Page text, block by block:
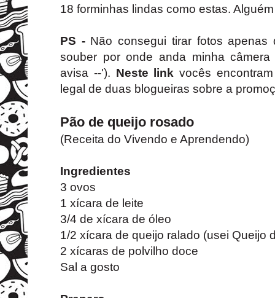
18 forminhas lindas como estas.
PS -Não consegui tirar fotos apenas
souber por onde anda minha
avisa --'). Neste link vocês
legal de duas blogueiras sobre a
Pão de queijo rosado
(Receita do Vivendo e Aprendendo)
Ingredientes
3 ovos
1 xícara de leite
3/4 de xícara de óleo
1/2 xícara de queijo ralado (usei Queijo
2 xícaras de polvilho doce
Sal a gosto